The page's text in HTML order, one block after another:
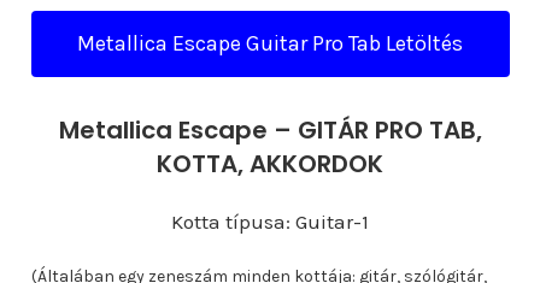
Metallica Escape Guitar Pro Tab Letöltés
Metallica Escape – GITÁR PRO TAB,
KOTTA, AKKORDOK
Kotta típusa: Guitar-1
(Általában egy zeneszám minden kottája: gitár, szólógitár,